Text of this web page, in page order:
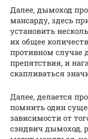
Далее, дымоход
мансарду, здесь
установить
их общее
противном случае
препятствия, и
скапливаться
Далее, делается
помнить один
зависимости от
сэндвич дымоход,